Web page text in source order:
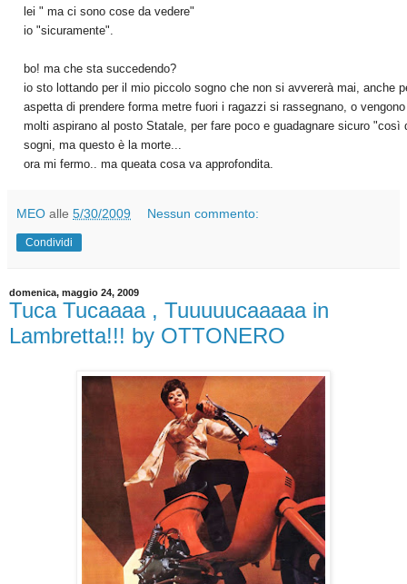
lei " ma ci sono cose da vedere"
io "sicuramente".
bo! ma che sta succedendo?
io sto lottando per il mio piccolo sogno che non si avvererà mai, anche
aspetta di prendere forma metre fuori i ragazzi si rassegnano, o
molti aspirano al posto Statale, per fare poco e guadagnare sicuro
sogni, ma questo è la morte...
ora mi fermo.. ma queata cosa va approfondita.
MEO alle 5/30/2009 Nessun commento:
Condividi
domenica, maggio 24, 2009
Tuca Tucaaaa , Tuuuuucaaaaa in
Lambretta!!! by OTTONERO